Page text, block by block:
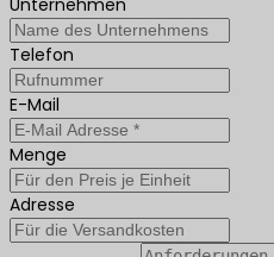
Unternehmen
Telefon
E-Mail
Menge
Adresse